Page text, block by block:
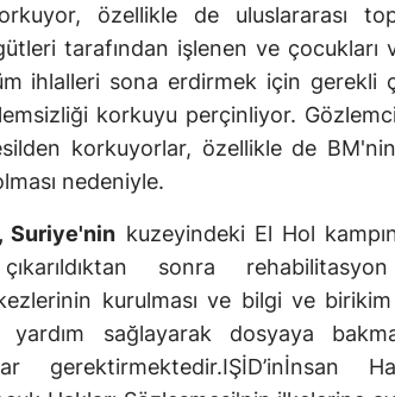
özellikle de uluslararası
tarafından işlenen ve çocukları
ihlalleri sona erdirmek için gerekli
korkuyu perçinliyor.
korkuyorlar, özellikle de
nedeniyle.
Suriye'nin kuzeyindeki El Hol
çıkarıldıktan sonra
kurulması ve bilgi ve
yardım sağlayarak dosyaya
gerektirmektedir.IŞİD’inİnsan